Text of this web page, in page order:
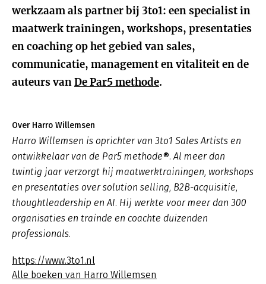
werkzaam als partner bij 3to1: een specialist in
maatwerk trainingen, workshops, presentaties
en coaching op het gebied van sales,
communicatie, management en vitaliteit en de
auteurs vanDe Par5 methode.
Over Harro Willemsen
Harro Willemsen is oprichter van 3to1 Sales Artists en
ontwikkelaar van de Par5 methode®. Al meer dan
twintig jaar verzorgt hij maatwerktrainingen, workshops
en presentaties over solution selling, B2B-acquisitie,
thoughtleadership en AI. Hij werkte voor meer dan 300
organisaties en trainde en coachte duizenden
professionals.
https://www.3to1.nl
Alle boeken van Harro Willemsen